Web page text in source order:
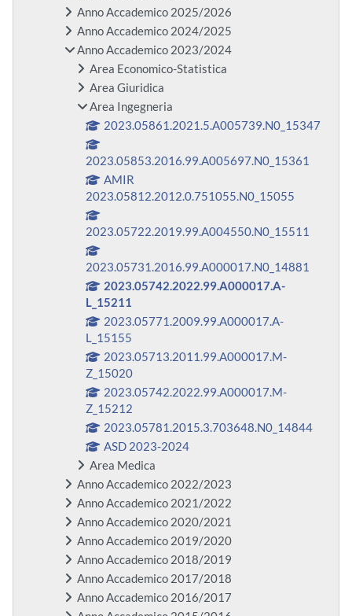
Anno Accademico 2025/2026
Anno Accademico 2024/2025
Anno Accademico 2023/2024
Area Economico-Statistica
Area Giuridica
Area Ingegneria
2023.05861.2021.5.A005739.N0_15347
2023.05853.2016.99.A005697.N0_15361
AMIR
2023.05812.2012.0.751055.N0_15055
2023.05722.2019.99.A004550.N0_15511
2023.05731.2016.99.A000017.N0_14881
2023.05742.2022.99.A000017.A-
L_15211
2023.05771.2009.99.A000017.A-
L_15155
2023.05713.2011.99.A000017.M-
Z_15020
2023.05742.2022.99.A000017.M-
Z_15212
2023.05781.2015.3.703648.N0_14844
ASD 2023-2024
Area Medica
Anno Accademico 2022/2023
Anno Accademico 2021/2022
Anno Accademico 2020/2021
Anno Accademico 2019/2020
Anno Accademico 2018/2019
Anno Accademico 2017/2018
Anno Accademico 2016/2017